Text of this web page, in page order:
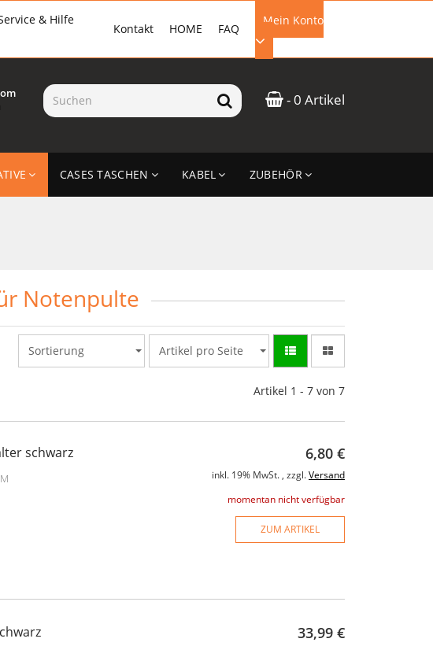
Mein Konto
EMAIL-ADRESSE
ANMELDEN
FAQ
HOME
Kontakt
& Hilfe
- 0 Artikel
CASES TASCHEN KABEL ZUBEHÖR
Notenpulte
Artikel 1 - 7 von 7
schwarz 6,80 €
inkl. 19% MwSt. , zzgl. Versand
momentan nicht verfügbar
ZUM ARTIKEL
33,99 €